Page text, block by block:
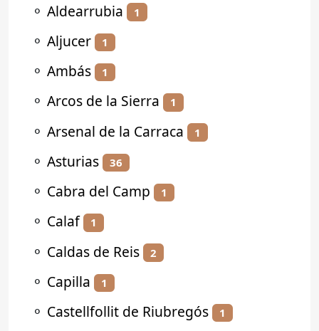
⚬ Aldearrubia 1
⚬ Aljucer 1
⚬ Ambás 1
⚬ Arcos de la Sierra 1
⚬ Arsenal de la Carraca 1
⚬ Asturias 36
⚬ Cabra del Camp 1
⚬ Calaf 1
⚬ Caldas de Reis 2
⚬ Capilla 1
⚬ Castellfollit de Riubregós 1